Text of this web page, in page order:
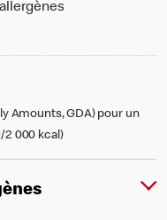
Amounts, GDA) pour un
2 000 kcal)